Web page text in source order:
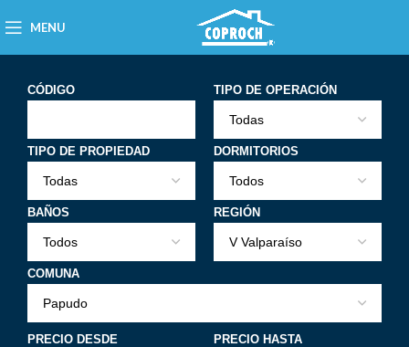
MENU
CÓDIGO TIPO DE OPERACIÓN
TIPO DE PROPIEDAD DORMITORIOS
BAÑOS REGIÓN
COMUNA
PRECIO DESDE PRECIO HASTA